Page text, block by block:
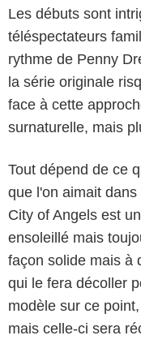
Les débuts sont
téléspectateurs
rythme de Penny
la série originale
face à cette
surnaturelle, mais
Tout dépend de ce
que l'on aimait
City of Angels est
ensoleillé mais
façon solide mais à
qui le fera décoller
modèle sur ce
mais celle-ci sera